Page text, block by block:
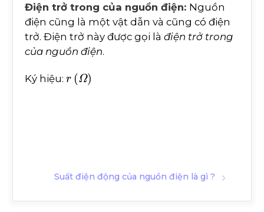
Điện trở trong của nguồn điện: Nguồn
điện cũng là một vật dẫn và cũng có điện
trở. Điện trở này được gọi là điện trở trong
của nguồn điện.
Ký hiệu: (Ω)
Suất điện động của nguồn điện là gì ?